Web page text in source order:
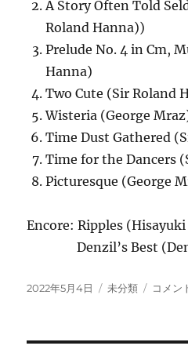
A Story Often Told
Roland Hanna))
Prelude No. 4 in Cm,
Hanna)
Two Cute (Sir Roland
Wisteria (George
Time Dust Gathered
Time for the Dancers
Picturesque (George
Encore: Ripples
Denzil’s Best
投
2022年5月4日
カ
未分類
5/3
コメン